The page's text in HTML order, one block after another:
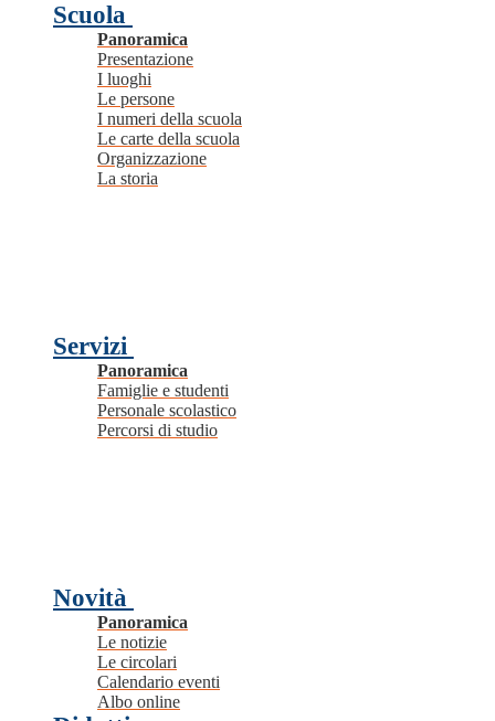
Scuola
Panoramica
Presentazione
I luoghi
Le persone
I numeri della scuola
Le carte della scuola
Organizzazione
La storia
Servizi
Panoramica
Famiglie e studenti
Personale scolastico
Percorsi di studio
Novità
Panoramica
Le notizie
Le circolari
Calendario eventi
Albo online